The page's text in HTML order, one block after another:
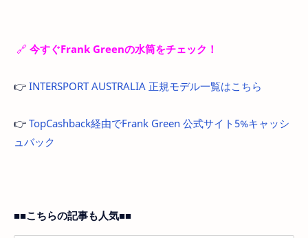
🔗 今すぐFrank Greenの水筒をチェック！
👉 INTERSPORT AUSTRALIA 正規モデル一覧はこちら
👉 TopCashback経由でFrank Green 公式サイト5%キャッシ
ュバック
■■こちらの記事も人気■■